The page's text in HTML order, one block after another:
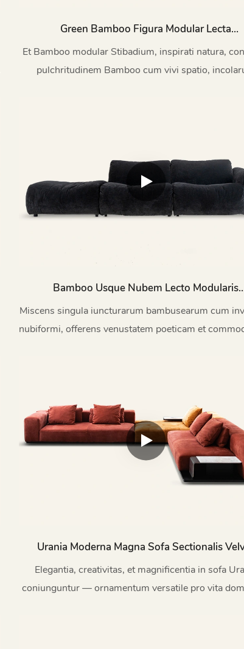
Green Bamboo Figura Modular Lecta
Umbraticis M040
Et Bamboo modular Stibadium, inspirati natura,
pulchritudinem Bamboo cum vivi spatio,
Bamboo Usque Nubem Lecto Modularis
Nigrum Washable M219
Miscens singula iuncturarum bambusearum cum
nubiformi, offerens venustatem poeticam et
Urania Moderna Magna Sofa Sectionalis
MSF03
Elegantia, creativitas, et magnificentia in sofa
coniunguntur — ornamentum versatile pro vita